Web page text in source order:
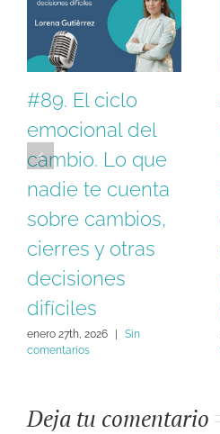
#89. El ciclo
emocional del
cambio. Lo que
nadie te cuenta
sobre cambios,
cierres y otras
decisiones
difíciles
enero 27th, 2026 |
Sin
comentarios
Deja tu comentario